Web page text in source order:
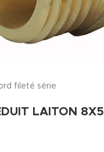
fileté série
LAITON 8X5